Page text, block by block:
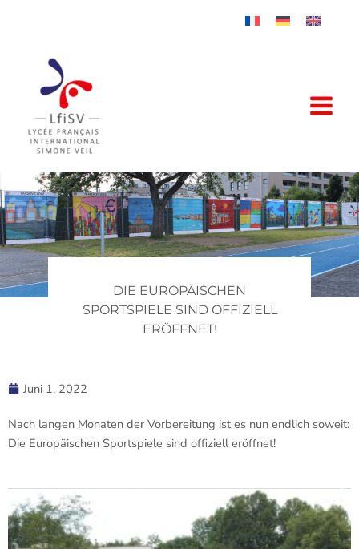
DIE EUROPÄISCHEN
SPORTSPIELE SIND OFFIZIELL
ERÖFFNET!
Juni 1, 2022
Nach langen Monaten der Vorbereitung ist es nun endlich soweit:
Die Europäischen Sportspiele sind offiziell eröffnet!